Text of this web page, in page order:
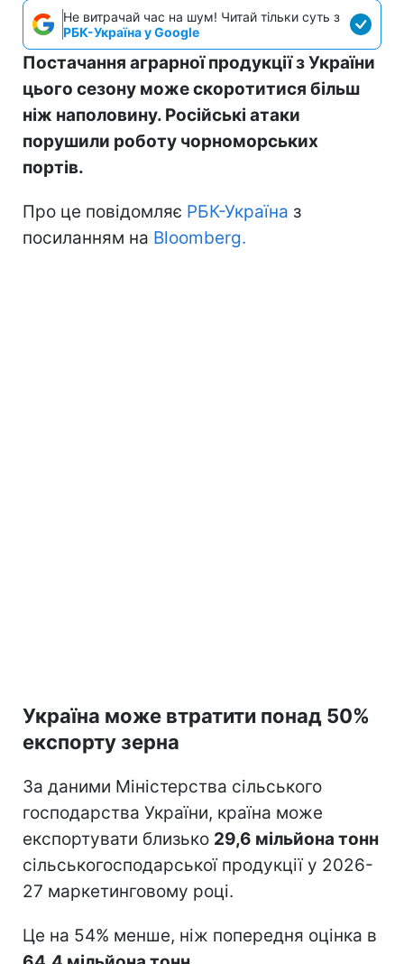
Не витрачай час на шум! Читай тільки суть з
РБК-Україна у Google
Постачання аграрної продукції з України
цього сезону може скоротитися більш
ніж наполовину. Російські атаки
порушили роботу чорноморських
портів.
Про це повідомляє РБК-Україна з
посиланням на Bloomberg.
Україна може втратити понад 50%
експорту зерна
За даними Міністерства сільського
господарства України, країна може
експортувати близько 29,6 мільйона тонн
сільськогосподарської продукції у 2026-
27 маркетинговому році.
Це на 54% менше, ніж попередня оцінка в